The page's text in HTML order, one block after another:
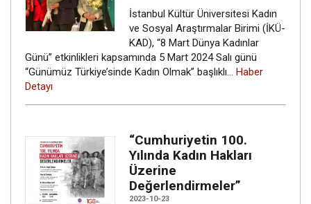
İstanbul Kültür Üniversitesi Kadın
ve Sosyal Araştırmalar Birimi (İKÜ-
KAD), “8 Mart Dünya Kadınlar
Günü” etkinlikleri kapsamında 5 Mart 2024 Salı günü
“Günümüz Türkiye’sinde Kadın Olmak” başlıklı… Haber
Detayı
“Cumhuriyetin 100.
Yılında Kadın Hakları
Üzerine
Değerlendirmeler”
2023-10-23